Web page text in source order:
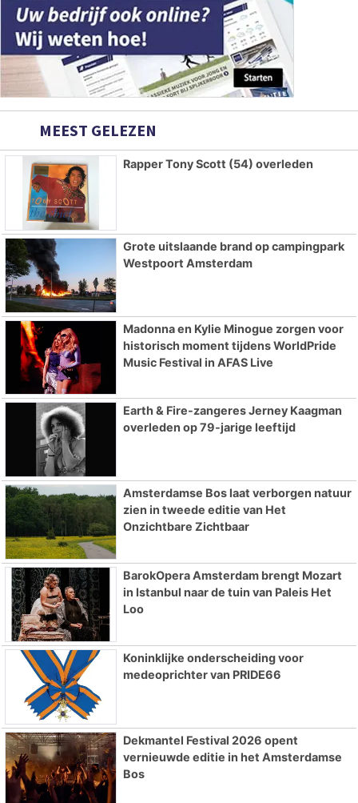
MEEST GELEZEN
Rapper Tony Scott (54) overleden
Grote uitslaande brand op campingpark
Westpoort Amsterdam
Madonna en Kylie Minogue zorgen voor
historisch moment tijdens WorldPride
Music Festival in AFAS Live
Earth & Fire-zangeres Jerney Kaagman
overleden op 79-jarige leeftijd
Amsterdamse Bos laat verborgen natuur
zien in tweede editie van Het
Onzichtbare Zichtbaar
BarokOpera Amsterdam brengt Mozart
in Istanbul naar de tuin van Paleis Het
Loo
Koninklijke onderscheiding voor
medeoprichter van PRIDE66
Dekmantel Festival 2026 opent
vernieuwde editie in het Amsterdamse
Bos